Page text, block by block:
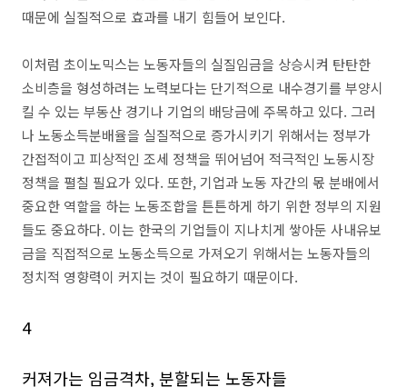
때문에 실질적으로 효과를 내기 힘들어 보인다.
이처럼 초이노믹스는 노동자들의 실질임금을 상승시켜 탄탄한
소비층을 형성하려는 노력보다는 단기적으로 내수경기를 부양시
킬 수 있는 부동산 경기나 기업의 배당금에 주목하고 있다. 그러
나 노동소득분배율을 실질적으로 증가시키기 위해서는 정부가
간접적이고 피상적인 조세 정책을 뛰어넘어 적극적인 노동시장
정책을 펼칠 필요가 있다. 또한, 기업과 노동 자간의 몫 분배에서
중요한 역할을 하는 노동조합을 튼튼하게 하기 위한 정부의 지원
들도 중요하다. 이는 한국의 기업들이 지나치게 쌓아둔 사내유보
금을 직접적으로 노동소득으로 가져오기 위해서는 노동자들의
정치적 영향력이 커지는 것이 필요하기 때문이다.
4
커져가는 임금격차, 분할되는 노동자들